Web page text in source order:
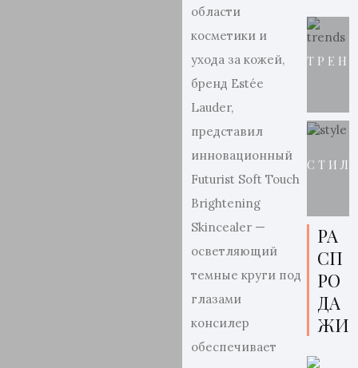
области
косметики и
ухода за кожей,
бренд Estée
Lauder,
представил
инновационный
Futurist Soft Touch
Brightening
Skincealer —
осветляющий
темные круги под
глазами
консилер
обеспечивает
РА
СП
РО
ДА
ЖИ